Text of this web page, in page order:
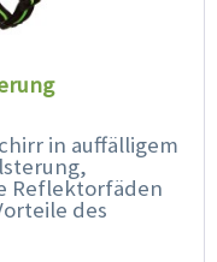
in auffälligem
Reflektorfäden
des